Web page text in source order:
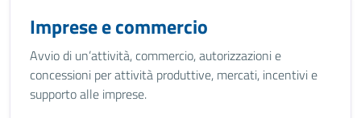
Imprese e commercio
Avvio di un’attività, commercio, autorizzazioni e
concessioni per attività produttive, mercati, incentivi e
supporto alle imprese.